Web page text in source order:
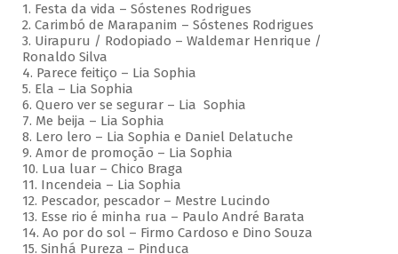
1. Festa da vida – Sóstenes Rodrigues
2. Carimbó de Marapanim – Sóstenes Rodrigues
3. Uirapuru / Rodopiado – Waldemar Henrique /
Ronaldo Silva
4. Parece feitiço – Lia Sophia
5. Ela – Lia Sophia
6. Quero ver se segurar – Lia Sophia
7. Me beija – Lia Sophia
8. Lero lero – Lia Sophia e Daniel Delatuche
9. Amor de promoção – Lia Sophia
10. Lua luar – Chico Braga
11. Incendeia – Lia Sophia
12. Pescador, pescador – Mestre Lucindo
13. Esse rio é minha rua – Paulo André Barata
14. Ao por do sol – Firmo Cardoso e Dino Souza
15. Sinhá Pureza – Pinduca